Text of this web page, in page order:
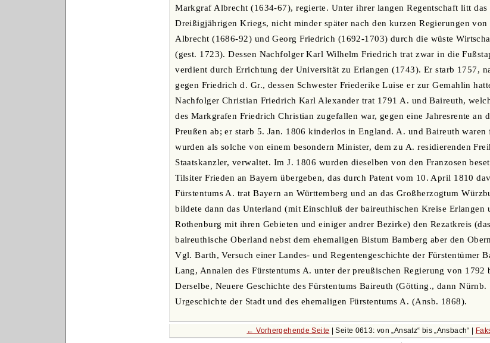
Markgraf Albrecht (1634-67), regierte. Unter ihrer langen Regentschaft litt
Dreißigjährigen Kriegs, nicht minder später nach den kurzen Regierungen
Albrecht (1686-92) und Georg Friedrich (1692-1703) durch die wüste
(gest. 1723). Dessen Nachfolger Karl Wilhelm Friedrich trat zwar in die
verdient durch Errichtung der Universität zu Erlangen (1743). Er starb 1757,
gegen Friedrich d. Gr., dessen Schwester Friederike Luise er zur Gemahlin
Nachfolger Christian Friedrich Karl Alexander trat 1791 A. und Baireuth,
des Markgrafen Friedrich Christian zugefallen war, gegen eine Jahresrente
Preußen ab; er starb 5. Jan. 1806 kinderlos in England. A. und Baireuth
wurden als solche von einem besondern Minister, dem zu A. residierenden
Staatskanzler, verwaltet. Im J. 1806 wurden dieselben von den Franzosen
Tilsiter Frieden an Bayern übergeben, das durch Patent vom 10. April 1810
Fürstentums A. trat Bayern an Württemberg und an das Großherzogtum
bildete dann das Unterland (mit Einschluß der baireuthischen Kreise Erlangen
Rothenburg mit ihren Gebieten und einiger andrer Bezirke) den Rezatkreis
baireuthische Oberland nebst dem ehemaligen Bistum Bamberg aber den
Vgl. Barth, Versuch einer Landes- und Regentengeschichte der Fürstentümer
Lang, Annalen des Fürstentums A. unter der preußischen Regierung von
Derselbe, Neuere Geschichte des Fürstentums Baireuth (Götting., dann
Urgeschichte der Stadt und des ehemaligen Fürstentums A. (Ansb. 1868).
← Vorhergehende Seite | Seite 0613: von Ansatz bis Ansbach